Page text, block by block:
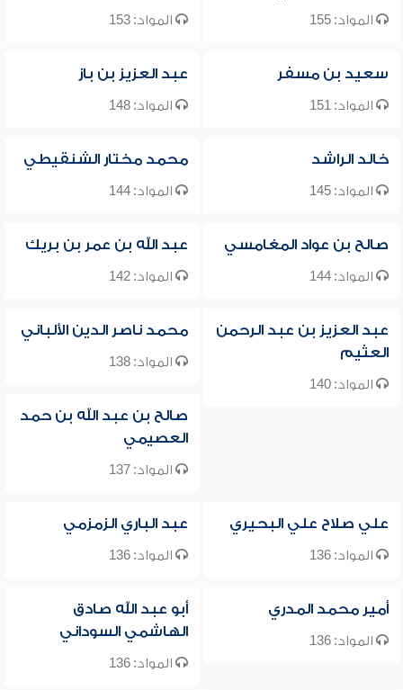
المواد: 155 المواد: 153
سعيد بن مسفر
المواد: 151
عبد العزيز بن باز
المواد: 148
خالد الراشد
المواد: 145
محمد مختار الشنقيطي
المواد: 144
صالح بن عواد المغامسي
المواد: 144
عبد الله بن عمر بن بريك
المواد: 142
عبد العزيز بن عبد الرحمن
العثيم
المواد: 140
محمد ناصر الدين الألباني
المواد: 138
صالح بن عبد الله بن حمد
العصيمي
المواد: 137
علي صلاح علي البحيري
المواد: 136
عبد الباري الزمزمي
المواد: 136
أمير محمد المدري
المواد: 136
أبو عبد الله صادق
الهاشمي السوداني
المواد: 136